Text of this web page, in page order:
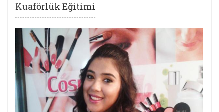
Kuaförlük Eğitimi